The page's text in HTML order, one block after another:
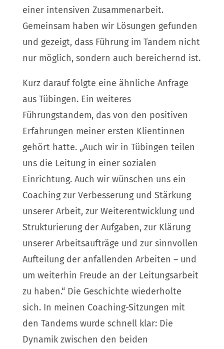
einer intensiven Zusammenarbeit.
Gemeinsam haben wir Lösungen gefunden
und gezeigt, dass Führung im Tandem nicht
nur möglich, sondern auch bereichernd ist.
Kurz darauf folgte eine ähnliche Anfrage
aus Tübingen. Ein weiteres
Führungstandem, das von den positiven
Erfahrungen meiner ersten Klientinnen
gehört hatte. „Auch wir in Tübingen teilen
uns die Leitung in einer sozialen
Einrichtung. Auch wir wünschen uns ein
Coaching zur Verbesserung und Stärkung
unserer Arbeit, zur Weiterentwicklung und
Strukturierung der Aufgaben, zur Klärung
unserer Arbeitsaufträge und zur sinnvollen
Aufteilung der anfallenden Arbeiten – und
um weiterhin Freude an der Leitungsarbeit
zu haben.“ Die Geschichte wiederholte
sich. In meinen Coaching-Sitzungen mit
den Tandems wurde schnell klar: Die
Dynamik zwischen den beiden